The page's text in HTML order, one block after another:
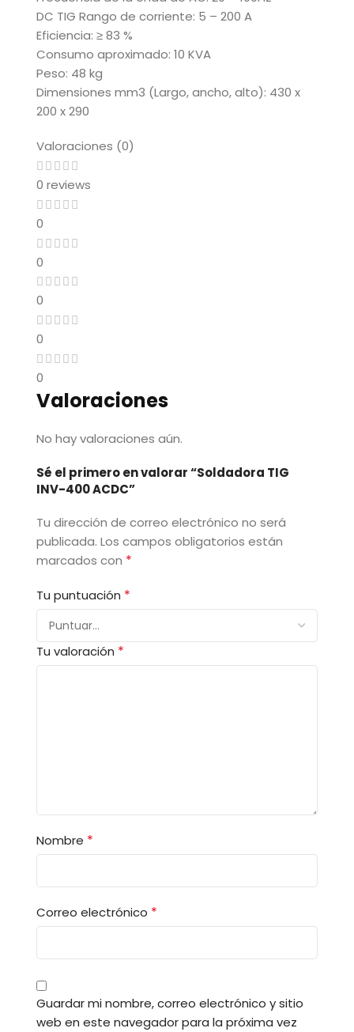
DC TIG Rango de corriente: 5 – 200 A
Eficiencia: ≥ 83 %
Consumo aproximado: 10 KVA
Peso: 48 kg
Dimensiones mm3 (Largo, ancho, alto): 430 x
200 x 290
Valoraciones (0)
0 reviews
0
0
0
0
0
Valoraciones
No hay valoraciones aún.
Sé el primero en valorar “Soldadora TIG
INV-400 ACDC”
Tu dirección de correo electrónico no será
publicada. Los campos obligatorios están
marcados con *
Tu puntuación *
Tu valoración *
Nombre *
Correo electrónico *
Guardar mi nombre, correo electrónico y sitio
web en este navegador para la próxima vez